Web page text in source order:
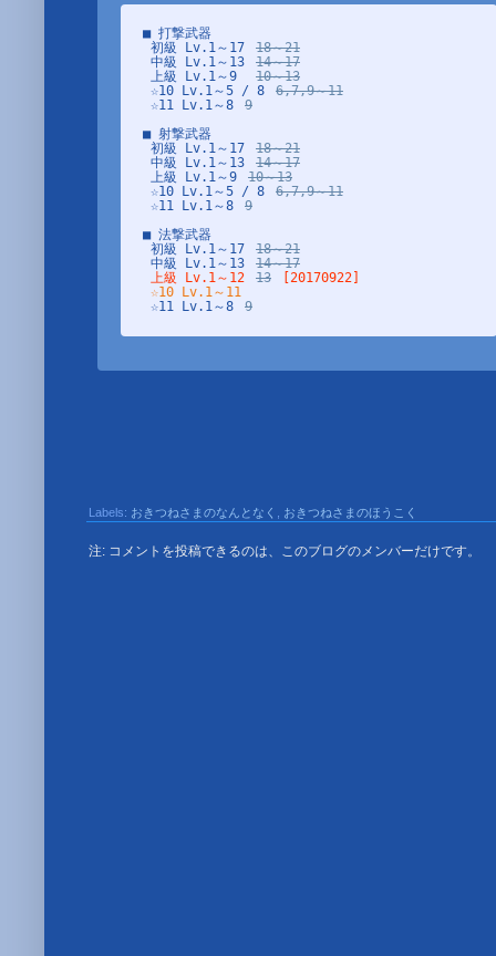
<<< 20151001 191849 >>>
サ･フォイエ 火焔 Lv.2 デイリー分で開放。
<<< 20150922 133613 >>>
ナ･グランツ 閃光 Lv.2 デイリー分で開放。
lt;<< 20150811 093000 >>>
ラ･ザン 風斬 Lv.1～3 開放(されたw)
<<< 20150808 124500 >>>
デバンドとレスタのレシピ3出しをする。
しかし シフタ道半ばでリリパリウム枯渇、ナニ? レ
<<< 20150808 094900 >>>
CreateLog･･･
■ 打撃武器
初級 Lv.1～17
18～21
中級 Lv.1～13
14～17
上級 Lv.1～9
10～13
☆10 Lv.1～5 / 8
6,7,9～11
☆11 Lv.1～8
9
■ 射撃武器
初級 Lv.1～17
18～21
中級 Lv.1～13
14～17
上級 Lv.1～9
10～13
☆10 Lv.1～5 / 8
6,7,9～11
☆11 Lv.1～8
9
■ 法撃武器
初級 Lv.1～17
18～21
中級 Lv.1～13
14～17
上級 Lv.1～12
13
[20170922]
☆10 Lv.1～11
☆11 Lv.1～8
9
Labels: おきつねさまのなんとなく おきつねさまのほうこく
注: コメントを投稿できるのは、このブログのメンバーだけです。